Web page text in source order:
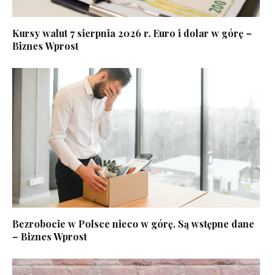
Kursy walut 7 sierpnia 2026 r. Euro i dolar w górę –
Biznes Wprost
Bezrobocie w Polsce nieco w górę. Są wstępne dane
– Biznes Wprost